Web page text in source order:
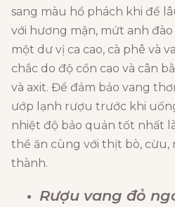
sang màu hổ phách khi để
với hương mận, mứt anh đào
một dư vị ca cao, cà phê và
chắc do độ cồn cao và cân
và axit. Để đảm bảo vang
ướp lạnh rượu trước khi
nhiệt độ bảo quản tốt nhất là
thể ăn cùng với thịt bò, cừu,
thành.
Rượu vang đỏ